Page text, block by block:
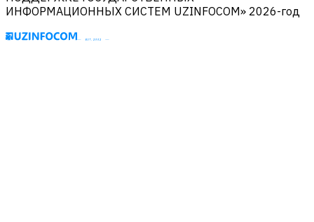
ИНФОРМАЦИОННЫХ СИСТЕМ UZINFOCOM» 2026-год